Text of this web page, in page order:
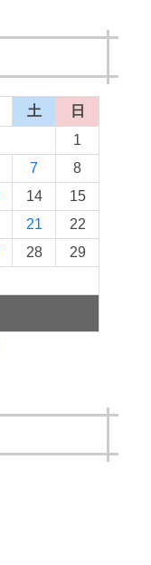
土
日
1
7
8
14
15
21
22
28
29